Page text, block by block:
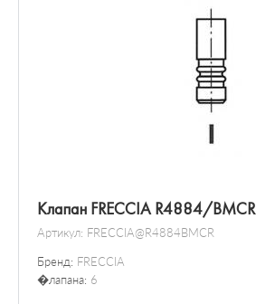
Клапан FRECCIA R4884/BMCR
Артикул: FRECCIA@R4884BMCR
Бренд: FRECCIA
�лапана: 6